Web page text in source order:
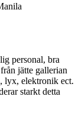
personal, bra
jätte gallerian
lyx, elektronik ect.
starkt detta